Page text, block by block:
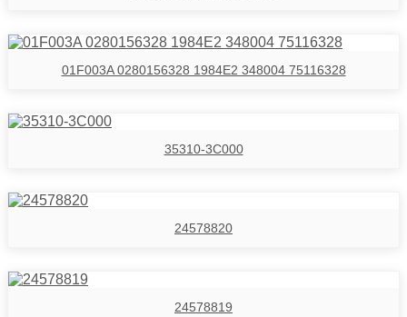
01F003A 0280156328 1984E2 348004 75116328
35310-3C000
24578820
24578819